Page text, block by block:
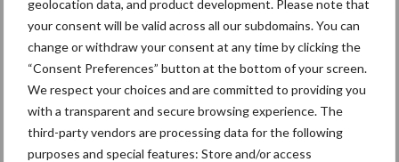
geolocation data, and product development. Please note that
your consent will be valid across all our subdomains. You can
change or withdraw your consent at any time by clicking the
“Consent Preferences” button at the bottom of your screen.
We respect your choices and are committed to providing you
with a transparent and secure browsing experience. The
third-party vendors are processing data for the following
purposes and special features: Store and/or access
Aanbevolen voor jou!
ForFarmers ziet volume en
marktaandeel groeien in
krimpende Nederlandse
markt